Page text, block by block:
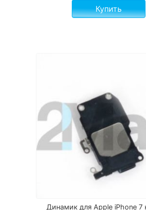
Купить
Динамик для Apple iPhone 7